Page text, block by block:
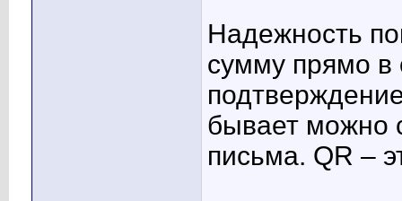
Надежность
сумму прямо в
бывает можно
письма. QR –